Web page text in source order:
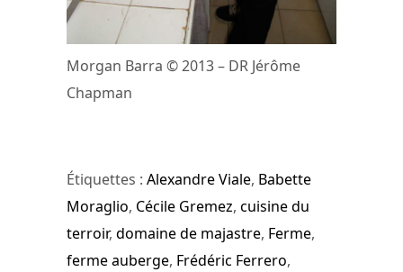
Morgan Barra © 2013 – DR Jérôme
Chapman
Étiquettes : Alexandre Viale, Babette
Moraglio, Cécile Gremez, cuisine du
terroir, domaine de majastre, Ferme,
ferme auberge, Frédéric Ferrero,